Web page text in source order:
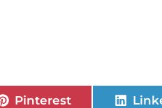
Pinterest